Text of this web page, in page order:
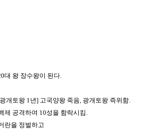
대 왕 장수왕이 된다.
개토왕 1년] 고국양왕 죽음, 광개토왕 즉위함.
제 공격하여 10성을 함락시킴.
란을 정벌하고